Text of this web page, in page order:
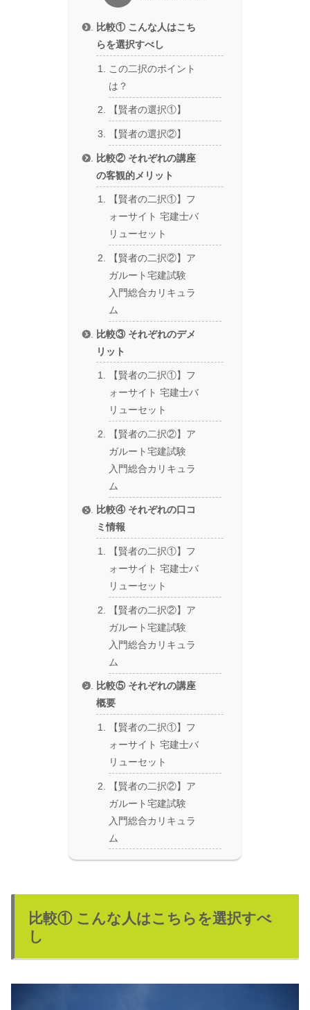
比較① こんな人はこち
らを選択すべし
この二択のポイント
は？
【賢者の選択①】
【賢者の選択②】
比較② それぞれの講座
の客観的メリット
【賢者の二択①】フ
ォーサイト 宅建士バ
リューセット
【賢者の二択②】ア
ガルート宅建試験
入門総合カリキュラ
ム
比較③ それぞれのデメ
リット
【賢者の二択①】フ
ォーサイト 宅建士バ
リューセット
【賢者の二択②】ア
ガルート宅建試験
入門総合カリキュラ
ム
比較④ それぞれの口コ
ミ情報
【賢者の二択①】フ
ォーサイト 宅建士バ
リューセット
【賢者の二択②】ア
ガルート宅建試験
入門総合カリキュラ
ム
比較⑤ それぞれの講座
概要
【賢者の二択①】フ
ォーサイト 宅建士バ
リューセット
【賢者の二択②】ア
ガルート宅建試験
入門総合カリキュラ
ム
比較① こんな人はこちらを選択すべ
し